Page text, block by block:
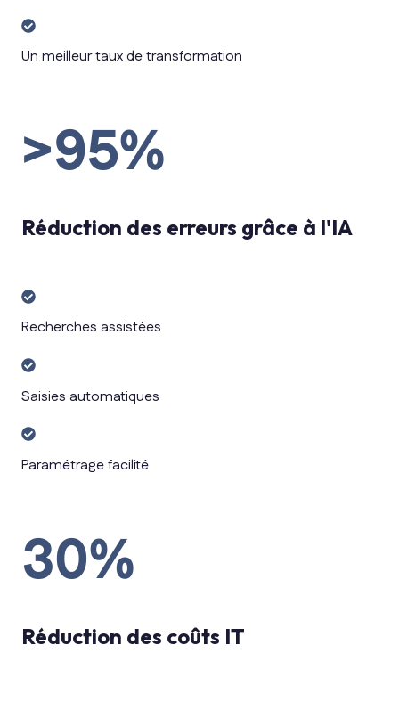
vos
clients
Un meilleur taux de transformation
Un
meilleur
transformation
>95%
Réduction des erreurs grâce à l'IA
Recherches assistées
Recherches
assistées
Saisies automatiques
Saisies
automatiques
Paramétrage facilité
Paramétrage
facilité
30%
Réduction des coûts IT